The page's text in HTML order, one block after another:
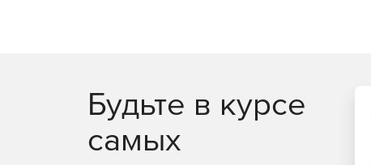
Будьте в курсе
самых